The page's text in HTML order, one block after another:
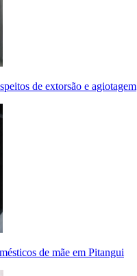
de extorsão e agiotagem
de mãe em Pitangui